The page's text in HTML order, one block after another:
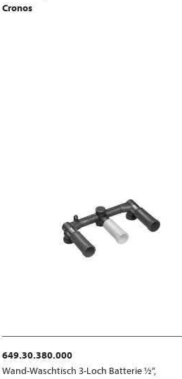
Cronos
649.30.380.000
Wand-Waschtisch 3-Loch Batterie ½“,